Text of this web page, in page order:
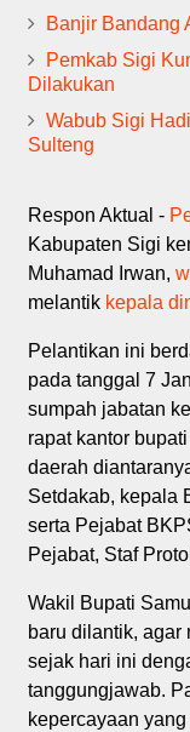
Banjir Bandang
Pemkab Sigi
Dilakukan
Wabub Sigi
Sulteng
Respon Aktual -
Kabupaten Sigi
Muhamad Irwan,
melantik kepala
Pelantikan ini
pada tanggal 7
sumpah jabatan
rapat kantor
daerah
Setdakab, kepala
serta Pejabat
Pejabat, Staf
Wakil Bupati
baru dilantik, agar
sejak hari ini
tanggungjawab.
kepercayaan